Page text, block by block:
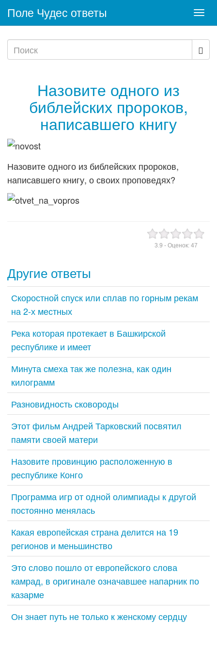
Поле Чудес ответы
Назовите одного из
библейских пророков,
написавшего книгу
Назовите одного из библейских пророков,
написавшего книгу, о своих проповедях?
3.9 - Оценок: 47
Другие ответы
Скоростной спуск или сплав по горным рекам
на 2-х местных
Река которая протекает в Башкирской
республике и имеет
Минута смеха так же полезна, как один
килограмм
Разновидность сковороды
Этот фильм Андрей Тарковский посвятил
памяти своей матери
Назовите провинцию расположенную в
республике Конго
Программа игр от одной олимпиады к другой
постоянно менялась
Какая европейская страна делится на 19
регионов и меньшинство
Это слово пошло от европейского слова
камрад, в оригинале означавшее напарник по
казарме
Он знает путь не только к женскому сердцу